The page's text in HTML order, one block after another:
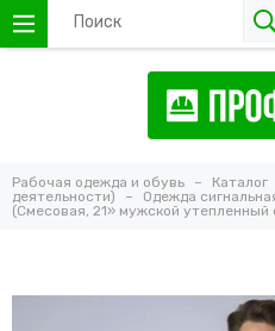
Рабочая одежда и обувь Каталог
деятельности)
Одежда
(Смесовая, 21» мужской